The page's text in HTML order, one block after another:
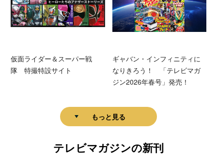
仮面ライダー＆スーパー戦
隊 特撮特設サイト
ギャバン・インフィニティに
なりきろう！ 「テレビマガ
ジン2026年春号」発売！
もっと見る
テレビマガジンの新刊